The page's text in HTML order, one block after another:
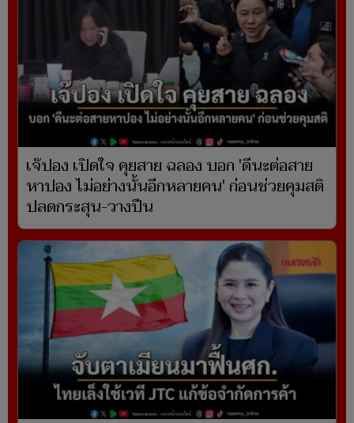
เจ๊ปอง เปิดใจ คุยสาย ฉลอง บอก 'ดีนะต่อสาย
หาปอง ไม่อย่างนั้นอีกหลายคน' ก่อนช่วยคุมสติ
ปลดกระสุน-วางปืน